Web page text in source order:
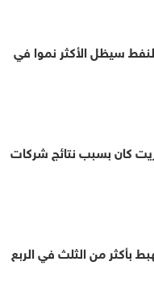
سيظل الأكثر نموا في
كان بسبب نتائج شركات
بأكثر من الثلث في الربع